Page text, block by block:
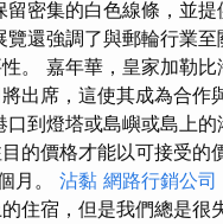
留密集的白色線條，並
覽還強調了與郵輪行業
。 嘉年華，皇家加勒
出席，這使其成為合作
口到燈塔或島嶼或島上
的價格才能以可接受的
月。 沾黏 網路行銷公司
住宿，但是我們總是很